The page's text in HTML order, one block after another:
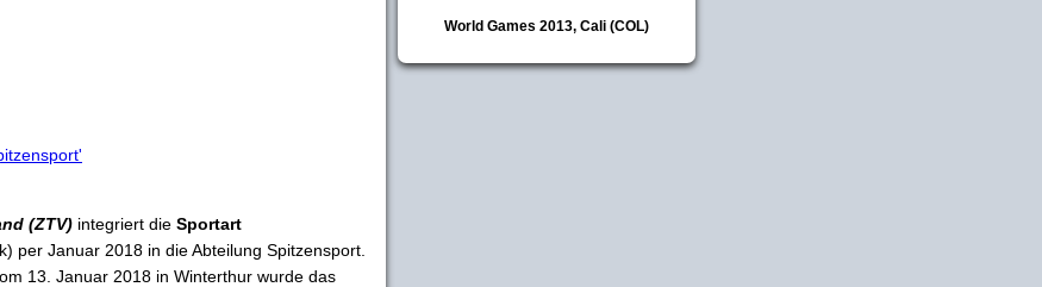
(ZTV) integriert die Sportart
per Januar 2018 in die Abteilung Spitzensport.
13. Januar 2018 in Winterthur wurde das
World Games 2013, Cali (COL)